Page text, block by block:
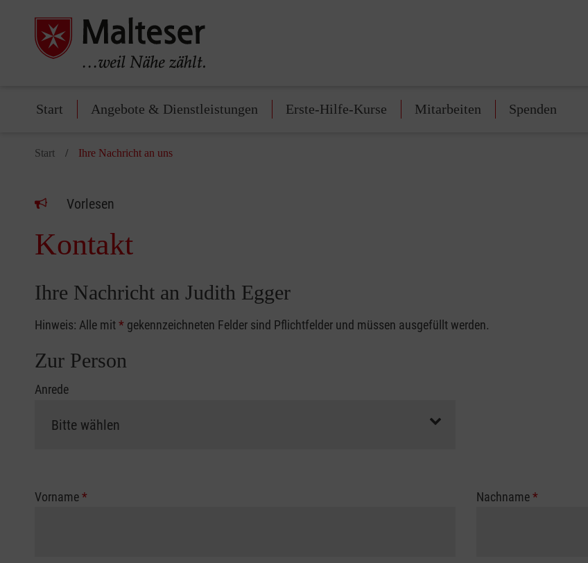
Start Angebote & Dienstleistungen Erste-Hilfe-Kurse Mitarbeiten Spenden
Start Ihre Nachricht an uns
Vorlesen
Kontakt
Ihre Nachricht an Judith Egger
Hinweis: Alle mit* gekennzeichneten Felder sind Pflichtfelder und müssen ausgefüllt werden.
Zur Person
Anrede
Vorname* Nachname*